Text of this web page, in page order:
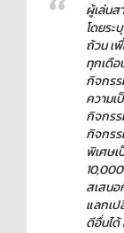
ผู้เล่นส
โดยระ
ถ้วน เ
ทุกเดือ
กิจกร
ความเ
กิจกรร
กิจกรร
พิเศษ
สเสนอ
แลกเป
ดีอื่นไ